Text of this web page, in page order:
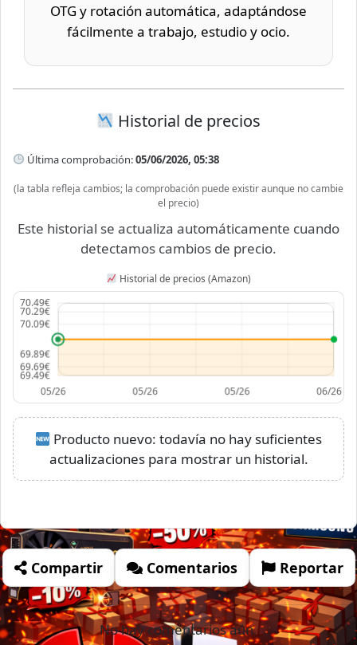
OTG y rotación automática, adaptándose
fácilmente a trabajo, estudio y ocio.
Historial de precios
Última comprobación:05/06/2026, 05:38
(la tabla refleja cambios; la comprobación puede existir aunque no cambie
el precio)
Este historial se actualiza automáticamente cuando
detectamos cambios de precio.
Historial de precios (Amazon)
Producto nuevo: todavía no hay suficientes
actualizaciones para mostrar un historial.
Compartir Comentarios Reportar
No hay comentarios aún.